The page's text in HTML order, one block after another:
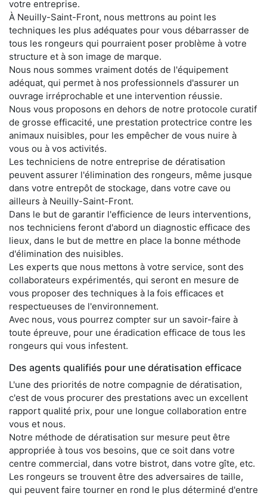
votre entreprise.
À Neuilly-Saint-Front, nous mettrons au point les
techniques les plus adéquates pour vous débarrasser de
tous les rongeurs qui pourraient poser problème à votre
structure et à son image de marque.
Nous nous sommes vraiment dotés de l'équipement
adéquat, qui permet à nos professionnels d'assurer un
ouvrage irréprochable et une intervention réussie.
Nous vous proposons en dehors de notre protocole curatif
de grosse efficacité, une prestation protectrice contre les
animaux nuisibles, pour les empêcher de vous nuire à
vous ou à vos activités.
Les techniciens de notre entreprise de dératisation
peuvent assurer l'élimination des rongeurs, même jusque
dans votre entrepôt de stockage, dans votre cave ou
ailleurs à Neuilly-Saint-Front.
Dans le but de garantir l'efficience de leurs interventions,
nos techniciens feront d'abord un diagnostic efficace des
lieux, dans le but de mettre en place la bonne méthode
d'élimination des nuisibles.
Les experts que nous mettons à votre service, sont des
collaborateurs expérimentés, qui seront en mesure de
vous proposer des techniques à la fois efficaces et
respectueuses de l'environnement.
Avec nous, vous pourrez compter sur un savoir-faire à
toute épreuve, pour une éradication efficace de tous les
rongeurs qui vous infestent.
Des agents qualifiés pour une dératisation efficace
L'une des priorités de notre compagnie de dératisation,
c'est de vous procurer des prestations avec un excellent
rapport qualité prix, pour une longue collaboration entre
vous et nous.
Notre méthode de dératisation sur mesure peut être
appropriée à tous vos besoins, que ce soit dans votre
centre commercial, dans votre bistrot, dans votre gîte, etc.
Les rongeurs se trouvent être des adversaires de taille,
qui peuvent faire tourner en rond le plus déterminé d'entre